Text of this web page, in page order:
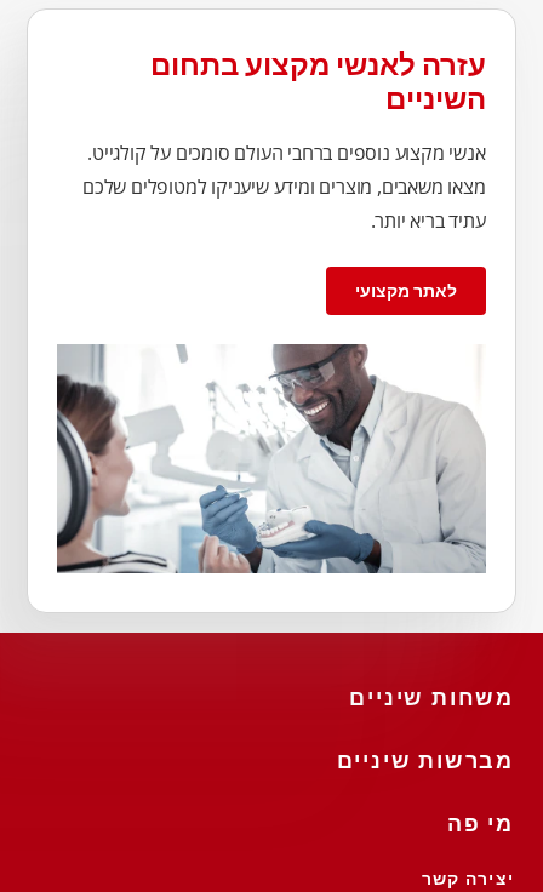
עזרה לאנשי מקצוע בתחום
השיניים
אנשי מקצוע נוספים ברחבי העולם סומכים על קולגייט.
מצאו משאבים, מוצרים ומידע שיעניקו למטופלים שלכם
עתיד בריא יותר.
לאתר מקצועי
משחות שיניים
מברשות שיניים
מי פה
יצירה קשר